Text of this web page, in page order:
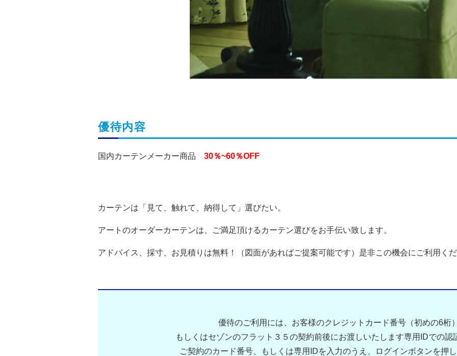
優待内容
国内カーテンメーカー商品 30％~60％OFF
カーテンは「見て、触れて、納得して」選びたい。
アートのオーダーカーテンは、ご満足頂けるカーテン選びをお手伝い致します。
アドバイス、採寸、お見積りは無料！（図面があればご提案可能です）是非この機会にご利用く
優待のご利用には、お客様のクレジットカード番号（初めの6桁
もしくはセゾンのフラット３５の契約前後にお渡しいたします専用IDでの認
ご契約のカード番号、もしくは専用IDを入力のうえ、ログインボタンを押